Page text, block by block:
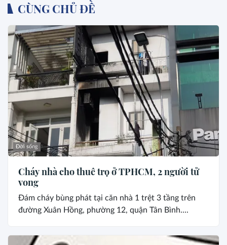
CÙNG CHỦ ĐỀ
Đời sống
Cháy nhà cho thuê trọ ở TPHCM, 2 người tử
vong
Đám cháy bùng phát tại căn nhà 1 trệt 3 tầng trên
đường Xuân Hồng, phường 12, quận Tân Bình....